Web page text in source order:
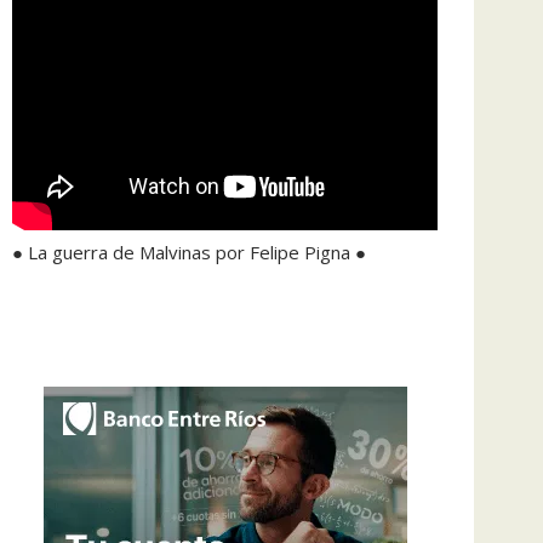
● La guerra de Malvinas por Felipe Pigna ●